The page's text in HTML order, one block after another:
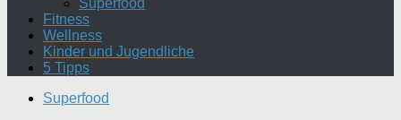
Superfood
Fitness
Wellness
Kinder und Jugendliche
5 Tipps
Superfood